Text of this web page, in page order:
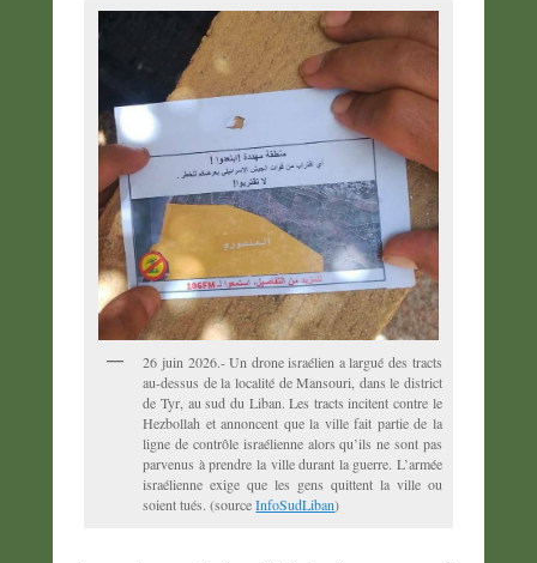
26 juin 2026.- Un drone israélien a largué des tracts
au-dessus de la localité de Mansouri, dans le district
de Tyr, au sud du Liban. Les tracts incitent contre le
Hezbollah et annoncent que la ville fait partie de la
ligne de contrôle israélienne alors qu’ils ne sont pas
parvenus à prendre la ville durant la guerre. L’armée
israélienne exige que les gens quittent la ville ou
soient tués. (sourceInfoSudLiban)